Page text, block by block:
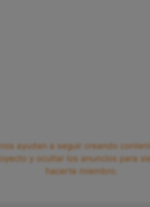
ayudan a seguir creando
y ocultar los anuncios para
hacerte miembro.